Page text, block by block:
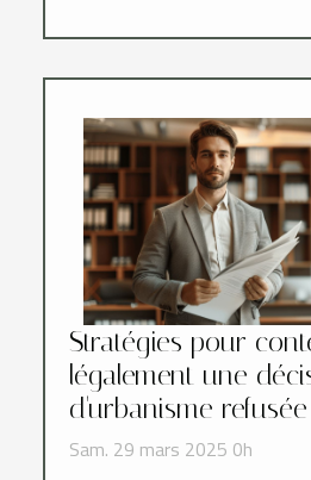
Stratégies pour
légalement une
d'urbanisme refusée
Sam. 29 mars 2025 0h